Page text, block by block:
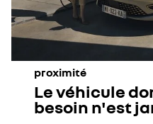
proximité
Le véhicule
besoin n'est